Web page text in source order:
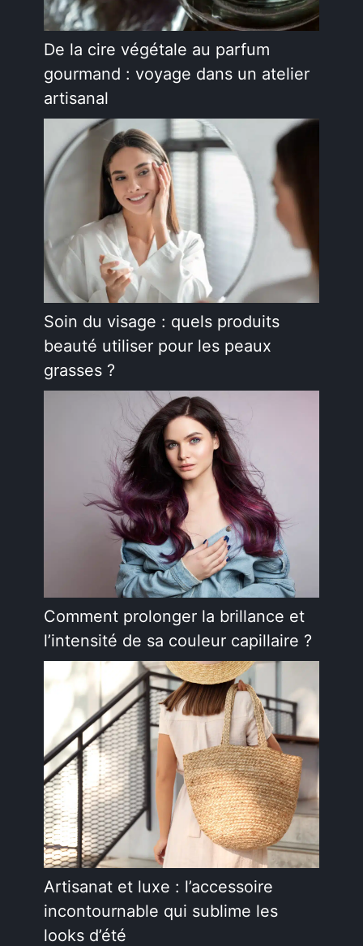
De la cire végétale au parfum
gourmand : voyage dans un atelier
artisanal
Soin du visage : quels produits
beauté utiliser pour les peaux
grasses ?
Comment prolonger la brillance et
l’intensité de sa couleur capillaire ?
Artisanat et luxe : l’accessoire
incontournable qui sublime les
looks d’été